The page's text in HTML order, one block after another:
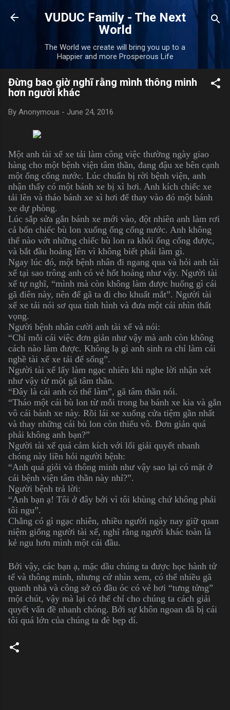
Skip to main content
VUDUC Family - The Next
World
The World we create will bring you up to a
Happier and more Prosperous Life
Đừng bao giờ nghĩ rằng mình thông minh
hơn người khác
By Anonymous - June 24, 2016
Một anh tài xế xe tải làm công việc thường ngày giao
hàng cho một bệnh viện tâm thần, đang đậu xe bên cạnh
một ống cống nước. Lúc chuẩn bị rời bệnh viện, anh
nhận thấy có một bánh xe bị xì hơi. Anh kích chiếc xe
tải lên và tháo bánh xe xì hơi để thay vào đó một bánh
xe dự phòng.
Lúc sắp sửa gắn bánh xe mới vào, đột nhiên anh làm rơi
cả bốn chiếc bù lon xuống ống cống nước. Anh không
thể nào vớt những chiếc bù lon ra khỏi ống cống được,
và bắt đầu hoảng lên vì không biết phải làm gì.
Ngay lúc đó, một bệnh nhân đi ngang qua và hỏi anh tài
xế tại sao trông anh có vẻ hốt hoảng như vậy. Người tài
xế tự nghĩ, “mình mà còn không làm được huống gì cái
gã điên này, nên để gã ta đi cho khuất mắt”. Người tài
xế xe tải nói sơ qua tình hình và đưa một cái nhìn thất
vọng.
Người bệnh nhân cười anh tài xế và nói:
“Chỉ mỗi cái việc đơn giản như vậy mà anh còn không
cách nào làm được. Không lạ gì anh sinh ra chỉ làm cái
nghề tài xế xe tải để sống”.
Người tài xế lấy làm ngạc nhiên khi nghe lời nhận xét
như vậy từ một gã tâm thần.
“Đây là cái anh có thể làm”, gã tâm thần nói.
“Tháo một cái bù lon từ mỗi trong ba bánh xe kia và gắn
vô cái bánh xe này. Rồi lái xe xuống cửa tiệm gần nhất
và thay những cái bù lon còn thiếu vô. Đơn giản quá
phải không anh bạn?”
Người tài xế quá cảm kích với lối giải quyết nhanh
chóng này liền hỏi người bệnh:
“Anh quá giỏi và thông minh như vậy sao lại có mặt ở
cái bệnh viện tâm thần này nhỉ?”.
Người bệnh trả lời:
“Anh bạn ạ! Tôi ở đây bởi vì tôi khùng chứ không phải
tôi ngu”.
Chẳng có gì ngạc nhiên, nhiều người ngày nay giữ quan
niệm giống người tài xế, nghĩ rằng người khác toàn là
kẻ ngu hơn mình một cái đầu.
Bởi vậy, các bạn ạ, mặc dầu chúng ta được học hành tử
tế và thông minh, nhưng cứ nhìn xem, có thể nhiều gã
quanh nhà và công sở có đầu óc có vẻ hơi “tưng tửng”
một chút, vậy mà lại có thể chỉ cho chúng ta cách giải
quyết vấn đề nhanh chóng. Bởi sự khôn ngoan đã bị cái
tôi quá lớn của chúng ta đè bẹp dí.